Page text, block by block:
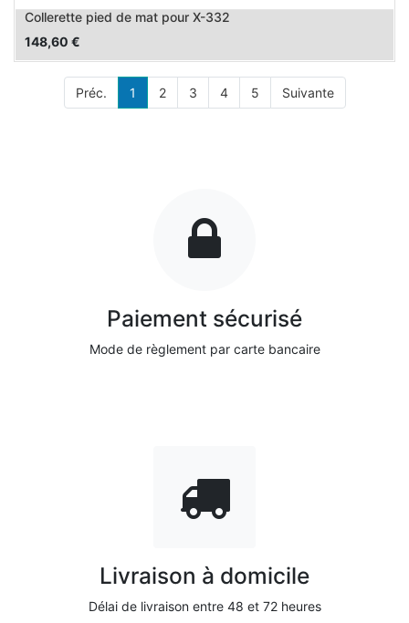
Collerette pied de mat pour X-332
148,60 €
Préc. 1 2 3 4 5 Suivante
Paiement sécurisé
Mode de règlement par carte bancaire
Livraison à domicile
Délai de livraison entre 48 et 72 heures